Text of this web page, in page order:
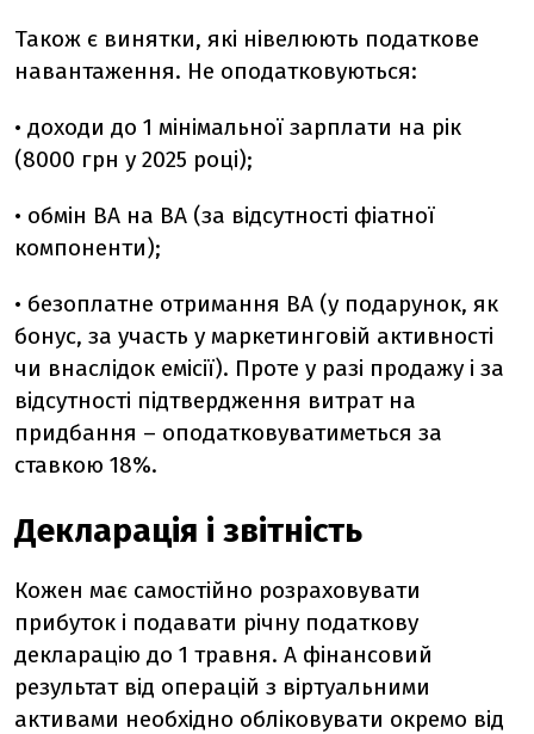
Також є винятки, які нівелюють податкове
навантаження. Не оподатковуються:
• доходи до 1 мінімальної зарплати на рік
(8000 грн у 2025 році);
• обмін ВА на ВА (за відсутності фіатної
компоненти);
• безоплатне отримання ВА (у подарунок, як
бонус, за участь у маркетинговій активності
чи внаслідок емісії). Проте у разі продажу і за
відсутності підтвердження витрат на
придбання – оподатковуватиметься за
ставкою 18%.
Декларація і звітність
Кожен має самостійно розраховувати
прибуток і подавати річну податкову
декларацію до 1 травня. А фінансовий
результат від операцій з віртуальними
активами необхідно обліковувати окремо від